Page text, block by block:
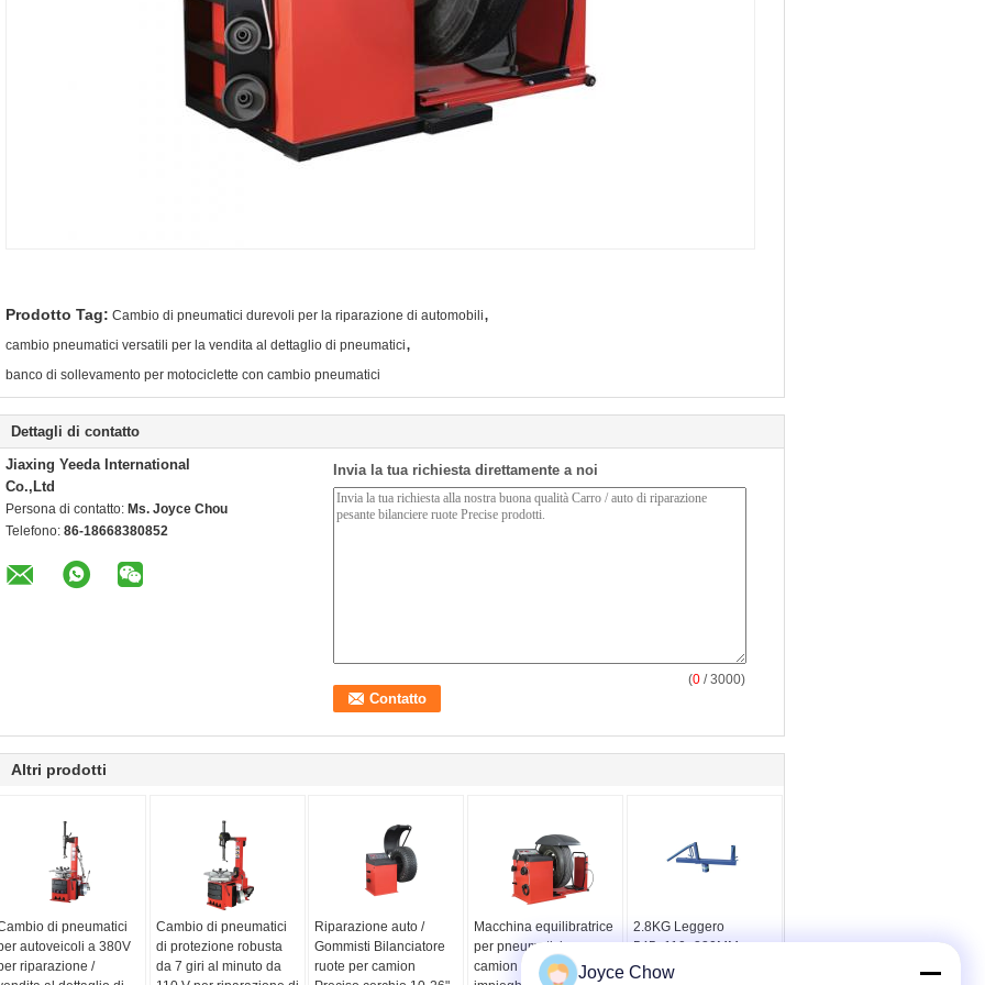
Prodotto Tag: Cambio di pneumatici durevoli per la riparazione di automobili,
cambio pneumatici versatili per la vendita al dettaglio di pneumatici,
banco di sollevamento per motociclette con cambio pneumatici
Dettagli di contatto
Jiaxing Yeeda International
Co.,Ltd
Persona di contatto: Ms. Joyce Chou
Telefono: 86-18668380852
Invia la tua richiesta direttamente a noi
(0 / 3000)
Altri prodotti
di pneumatici
autoveicoli a 380V
riparazione /
Cambio di pneumatici
di protezione robusta
da 7 giri al minuto da
Riparazione auto /
Gommisti Bilanciatore
ruote per camion
Macchina equilibratrice
per pneumatici per
camion / auto, per
2.8KG Leggero
545×110×220MM
Spargipneumatici
Joyce Chow